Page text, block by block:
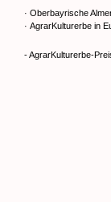
· Oberbayrische
· AgrarKulturerbe in
- AgrarKulturerbe-